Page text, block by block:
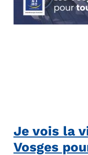
Je vois la
Vosges